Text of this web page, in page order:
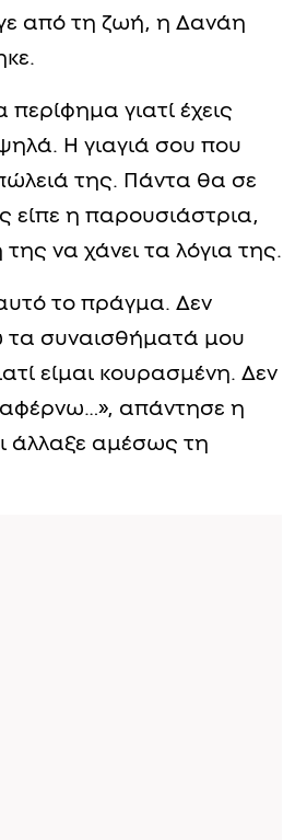
από τη ζωή, η Δανάη
γιατί έχεις
Η γιαγιά σου που
της. Πάντα θα σε
είπε η παρουσιάστρια,
να χάνει τα λόγια της.
το πράγμα. Δεν
τα συναισθήματά μου
είμαι κουρασμένη. Δεν
απάντησε η
άλλαξε αμέσως τη